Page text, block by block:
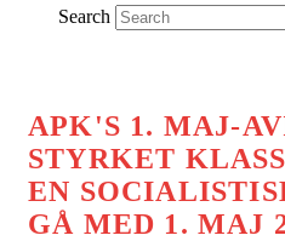
Search
APK'S 1. MAJ-
STYRKET
EN
GÅ MED 1. MAJ